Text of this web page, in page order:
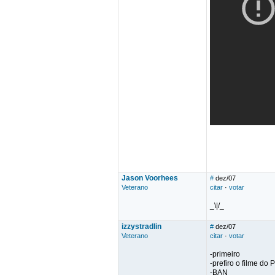
Jason Voorhees
Veterano
# dez/07
citar · votar
_\|/_
izzystradlin
Veterano
# dez/07
citar · votar
-primeiro
-prefiro o filme do
-BAN